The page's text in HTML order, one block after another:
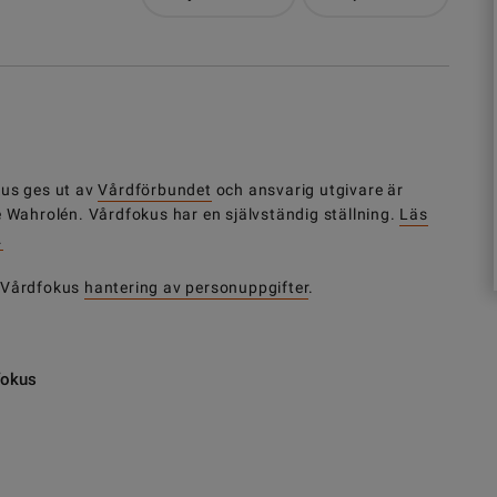
ges ut avVårdförbundet och ansvarig utgivare är
Wahrolén. Vårdfokus har en självständig ställning. Läs
hantering av personuppgifter.